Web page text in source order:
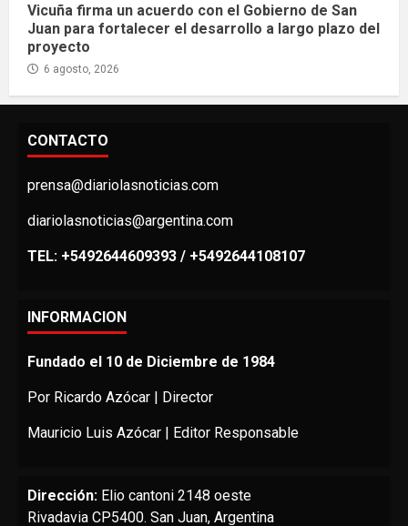
Vicuña firma un acuerdo con el Gobierno de San
Juan para fortalecer el desarrollo a largo plazo del
proyecto
6 agosto, 2026
CONTACTO
prensa@diariolasnoticias.com
diariolasnoticias@argentina.com
TEL: +5492644609393 / +5492644108107
INFORMACION
Fundado el 10 de Diciembre de 1984
Por Ricardo Azócar | Director
Mauricio Luis Azócar | Editor Responsable
Dirección: Elio cantoni 2148 oeste
Rivadavia CP5400. San Juan, Argentina